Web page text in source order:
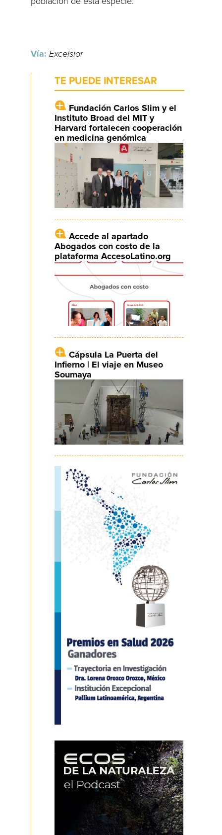
Vía: Excelsior
TE PUEDE INTERESAR
Fundación Carlos Slim y el
Instituto Broad del MIT y
Harvard fortalecen cooperación
en medicina genómica
Accede al apartado
Abogados con costo de la
plataforma AccesoLatino.org
Cápsula La Puerta del
Infierno | El viaje en Museo
Soumaya